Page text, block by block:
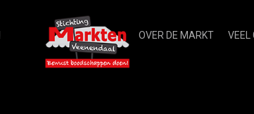
OVER DE MARKT VEEL